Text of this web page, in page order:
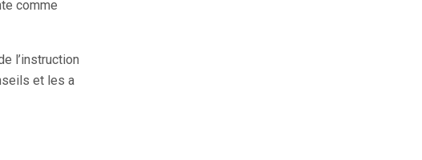
comme
l’instruction
et les a